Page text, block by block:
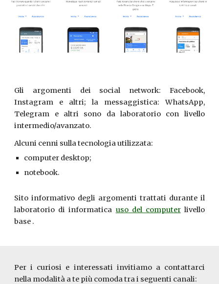
Gli argomenti deisocial network: Facebook,
Instagram e altri; la messaggistica: WhatsApp,
Telegram e altri sono da laboratorio con livello
intermedio/avanzato.
Alcuni cenni sulla tecnologia utilizzata:
computer desktop;
notebook.
Sito informativo degli argomenti trattati durante il
laboratorio di informatica uso del computerlivello
base .
Per i curiosi e interessati invitiamo a contattarci
nella modalità a te più comoda tra i seguenti canali: